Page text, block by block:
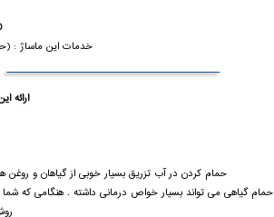
60
خدمات این ماساژ :
ارائه
حمام کردن در آب تزریق بسیار خوبی از گیاهان و
حمام گیاهی می تواند بسیار خواص درمانی داشته . هنگامی که